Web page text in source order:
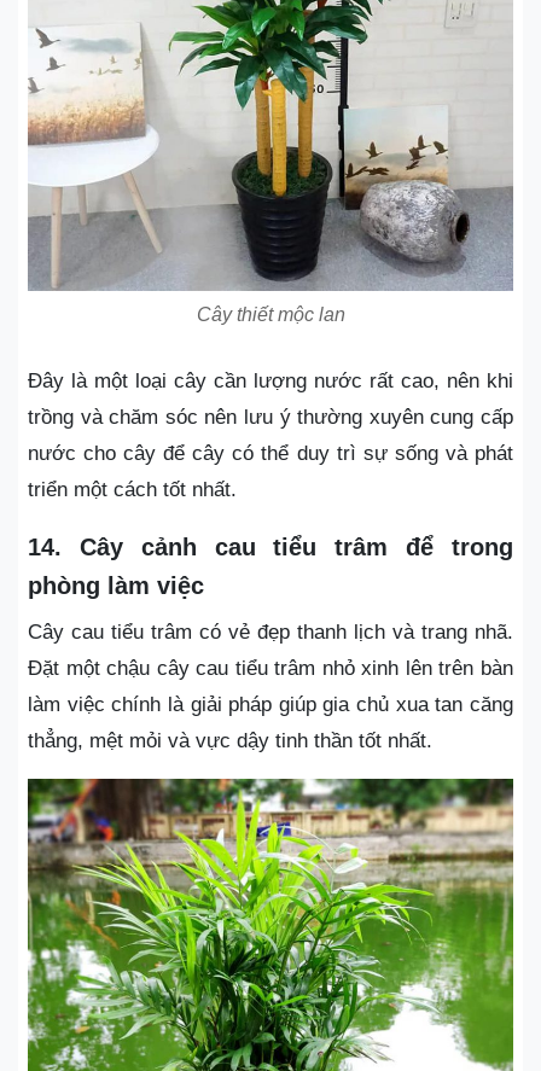
Cây thiết mộc lan
Đây là một loại cây cần lượng nước rất cao, nên khi
trồng và chăm sóc nên lưu ý thường xuyên cung cấp
nước cho cây để cây có thể duy trì sự sống và phát
triển một cách tốt nhất.
14. Cây cảnh cau tiểu trâm để trong
phòng làm việc
Cây cau tiểu trâm có vẻ đẹp thanh lịch và trang nhã.
Đặt một chậu cây cau tiểu trâm nhỏ xinh lên trên bàn
làm việc chính là giải pháp giúp gia chủ xua tan căng
thẳng, mệt mỏi và vực dậy tinh thần tốt nhất.